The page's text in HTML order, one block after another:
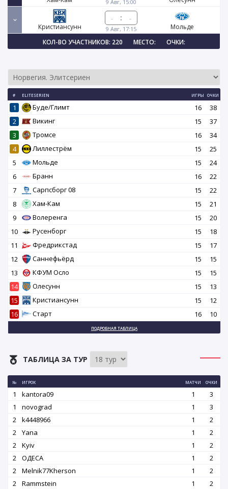
9 Авг, 15:00
Кристиансунн
:
9 Авг, 17:15
Мольде
КОЛ-ВО УЧАСТНИКОВ: 220
МЕСТО: ОЧКИ:
# ELITESERIEN ИГРЫ ОЧКИ
1 Буде/Глимт 16
38
2
Викинг 15
37
3
Тромсе 16
34
4
Лиллестрём 15
25
5
Мольде 15
24
6
Бранн 16
22
7
Сарпсборг 08 15
22
8
Хам-Кам 15
21
9
Волеренга 15
20
10
Русенборг 15
18
11
Фредрикстад 15
17
12
Саннефьёрд 15
15
13
КФУМ Осло 15
15
14
Олесунн 15
13
15
Кристиансунн 15
12
16
Старт 16 10
ПОДРОБНАЯ ТАБЛИЦА
ТАБЛИЦА ЗА ТУР
№ ИГРОК МАТЧИ ОЧКИ
1 kantora09 1
3
1
novograd 1
3
2
k4448966 1
2
2
Yana 1
2
2
Kyiv 1
2
2
OДЕСА 1
2
2
Melnik77Kherson 1
2
2
Rammstein 1
2